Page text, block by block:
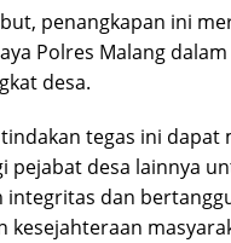
penangkapan ini
Polres Malang
desa.
tegas ini dapat
pejabat desa lainnya
integritas dan
kesejahteraan